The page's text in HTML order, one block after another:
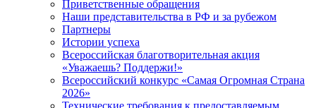
Приветственные обращения
Наши представительства в РФ и за рубежом
Партнеры
Истории успеха
Всероссийская благотворительная акция
«Уважаешь? Поддержи!»
Всероссийский конкурс «Самая Огромная Страна
2026»
Технические требования к предоставляемым